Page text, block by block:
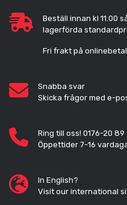
Beställ innan kl 11.00
lagerförda
Fri frakt på
Snabba svar
Skicka frågor med e-
Ring till oss! 0176-20 89
Öppettider 7-16
In English?
Visit our international